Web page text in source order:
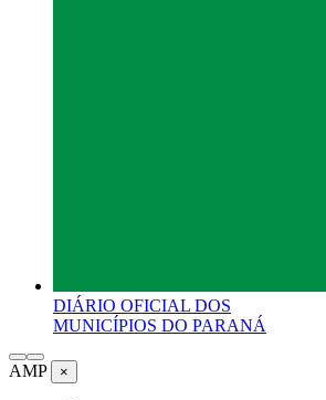
DIÁRIO OFICIAL DOS
MUNICÍPIOS DO PARANÁ
AMP ×